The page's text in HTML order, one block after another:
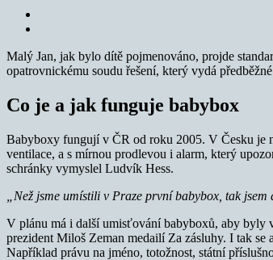
Malý Jan, jak bylo dítě pojmenováno, projde
opatrovnickému soudu řešení, který vydá
Co je a jak funguje babybox
Babyboxy fungují v ČR od roku 2005. V Česku je
ventilace, a s mírnou prodlevou i alarm, který
schránky vymyslel Ludvík Hess.
„Než jsme umístili v Praze první babybox, tak
V plánu má i další umisťování babyboxů, aby byly
prezident Miloš Zeman medailí Za zásluhy. I tak
Například právu na jméno, totožnost, státní